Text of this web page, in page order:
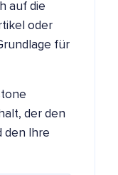
auf die
oder
für
der den
den Ihre